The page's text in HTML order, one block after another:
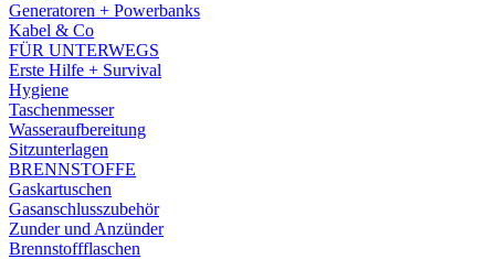
Generatoren + Powerbanks
Kabel & Co
FÜR UNTERWEGS
Erste Hilfe + Survival
Hygiene
Taschenmesser
Wasseraufbereitung
Sitzunterlagen
BRENNSTOFFE
Gaskartuschen
Gasanschlusszubehör
Zunder und Anzünder
Brennstoffflaschen